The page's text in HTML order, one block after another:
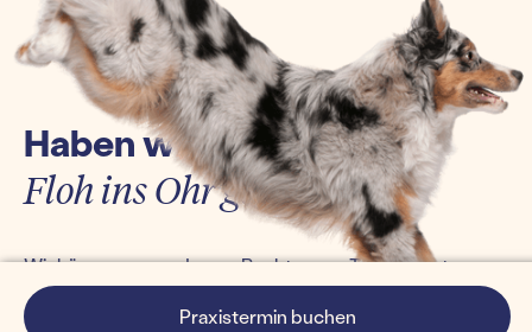
Praxistermin buchen
Haben wir euch einen
Floh ins Ohr gesetzt?
Wir kümmern uns darum. Bucht euren Termin jetzt
einfach online und erlebt die Tierarztpraxis von morgen.